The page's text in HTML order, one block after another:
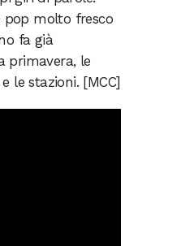
pop molto fresco
fa già
primavera, le
le stazioni. [MCC]